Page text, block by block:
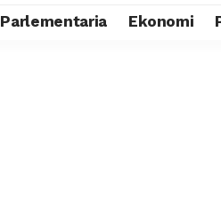
Parlementaria Ekonomi